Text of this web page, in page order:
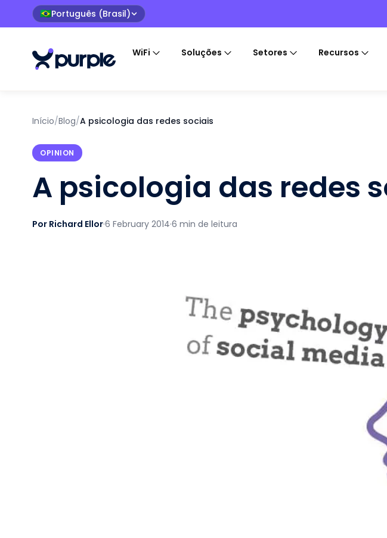
🇧🇷Português (Brasil)
WiFi Soluções Setores Recursos
Início/Blog/A psicologia das redes sociais
OPINION
A psicologia das redes
Por Richard Ellor·6 February 2014·6 min de leitura